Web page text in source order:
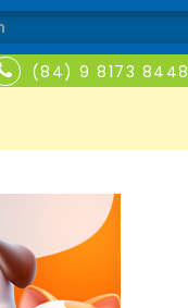
(84) 9 8173 8448